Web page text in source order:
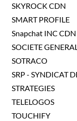
SKYROCK CDN
SMART PROFILE
Snapchat INC CDN
SOCIETE
SOTRACO
SRP - SYNDICAT
STRATEGIES
TELELOGOS
TOUCHIFY